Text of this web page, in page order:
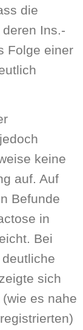
die
Ins.-
Folge einer
keine
auf. Auf
Befunde
in
Bei
sich
es nahe